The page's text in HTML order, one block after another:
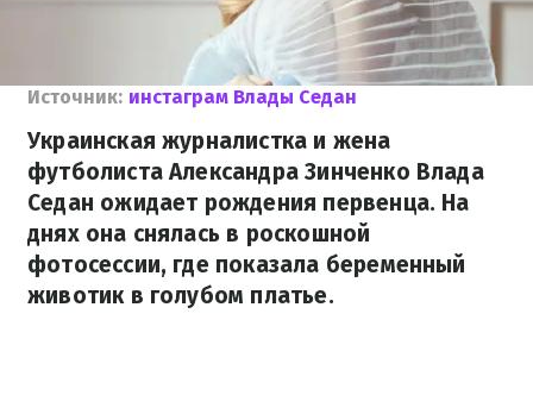
Источник: инстаграм Влады Седан
Украинская журналистка и жена
футболиста Александра Зинченко Влада
Седан ожидает рождения первенца. На
днях она снялась в роскошной
фотосессии, где показала беременный
животик в голубом платье.